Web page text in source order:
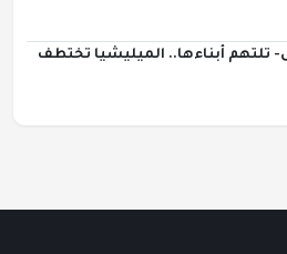
تلتهم أبناءها.. الميليشيا تختطف